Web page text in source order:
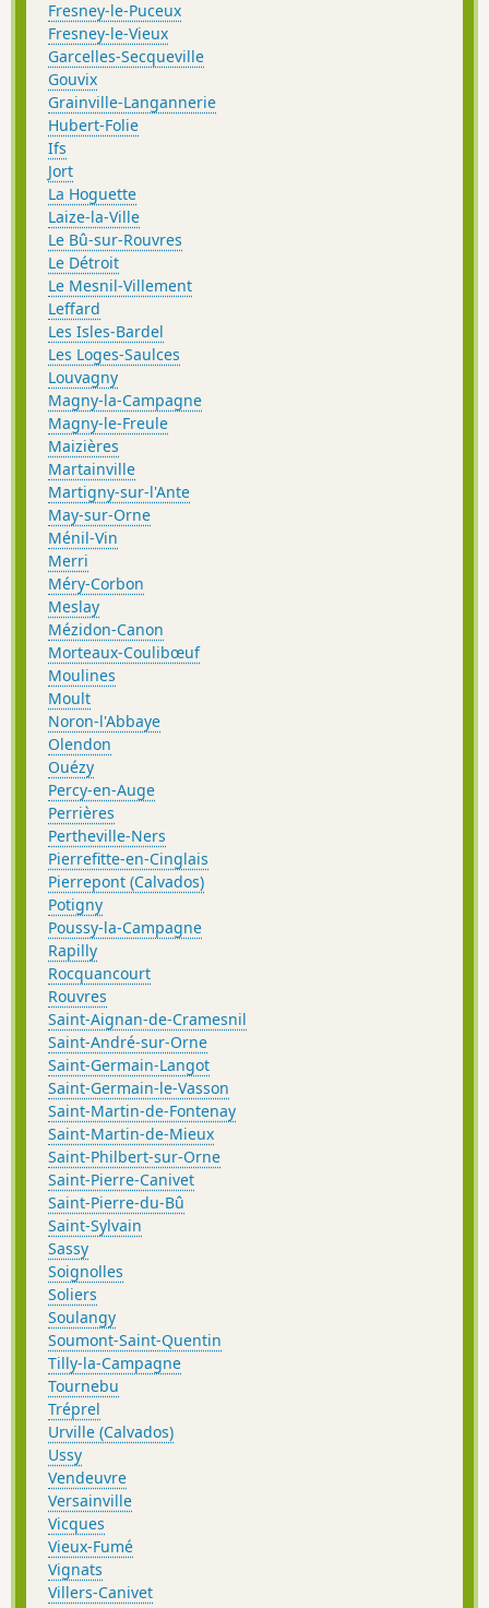
Fresney-le-Puceux
Fresney-le-Vieux
Garcelles-Secqueville
Gouvix
Grainville-Langannerie
Hubert-Folie
Ifs
Jort
La Hoguette
Laize-la-Ville
Le Bû-sur-Rouvres
Le Détroit
Le Mesnil-Villement
Leffard
Les Isles-Bardel
Les Loges-Saulces
Louvagny
Magny-la-Campagne
Magny-le-Freule
Maizières
Martainville
Martigny-sur-l'Ante
May-sur-Orne
Ménil-Vin
Merri
Méry-Corbon
Meslay
Mézidon-Canon
Morteaux-Coulibœuf
Moulines
Moult
Noron-l'Abbaye
Olendon
Ouézy
Percy-en-Auge
Perrières
Pertheville-Ners
Pierrefitte-en-Cinglais
Pierrepont (Calvados)
Potigny
Poussy-la-Campagne
Rapilly
Rocquancourt
Rouvres
Saint-Aignan-de-Cramesnil
Saint-André-sur-Orne
Saint-Germain-Langot
Saint-Germain-le-Vasson
Saint-Martin-de-Fontenay
Saint-Martin-de-Mieux
Saint-Philbert-sur-Orne
Saint-Pierre-Canivet
Saint-Pierre-du-Bû
Saint-Sylvain
Sassy
Soignolles
Soliers
Soulangy
Soumont-Saint-Quentin
Tilly-la-Campagne
Tournebu
Tréprel
Urville (Calvados)
Ussy
Vendeuvre
Versainville
Vicques
Vieux-Fumé
Vignats
Villers-Canivet